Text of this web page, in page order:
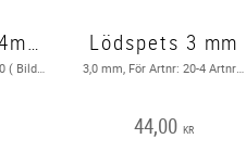
Lödspets 2,4mm för Gaslödkolv Portasol
2,4 mm, Artnr: 20-5070 ( Bild på station i texten )
Lödspets 3 mm
44,00 KR